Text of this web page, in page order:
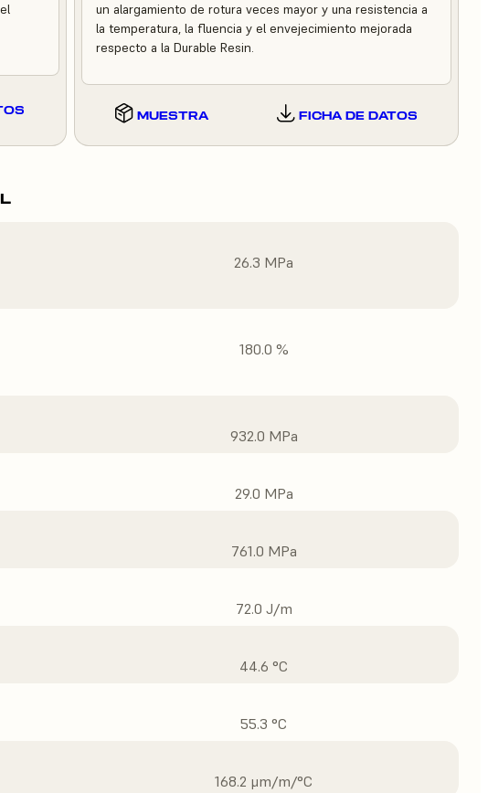
un alargamiento de rotura veces mayor y una resistencia a
la temperatura, la fluencia y el envejecimiento mejorada
respecto a la Durable Resin.
MUESTRA FICHA DE DATOS
26.3 MPa
180.0 %
932.0 MPa
29.0 MPa
761.0 MPa
72.0 J/m
44.6 °C
55.3 °C
168.2 μm/m/°C